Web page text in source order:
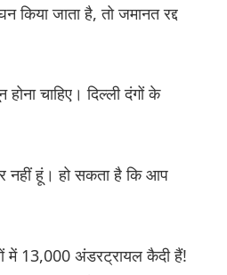
किया जाता है, तो जमानत रद्द
चाहिए। दिल्ली दंगों के
नहीं हूं। हो सकता है कि आप
में 13,000 अंडरट्रायल कैदी हैं!